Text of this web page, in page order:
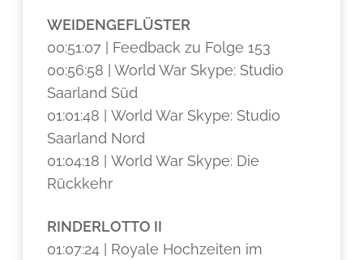
WEIDENGEFLÜSTER
00:51:07 | Feedback zu Folge 153
00:56:58 | World War Skype: Studio
Saarland Süd
01:01:48 | World War Skype: Studio
Saarland Nord
01:04:18 | World War Skype: Die
Rückkehr
RINDERLOTTO II
01:07:24 | Royale Hochzeiten im